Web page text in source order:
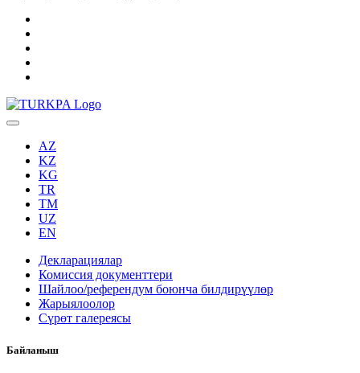
AZ
KZ
KG
TR
TM
UZ
EN
Декларациялар
Комиссия документтери
Шайлоо/референдум боюнча билдирүүлөр
Жарыялоолор
Сүрөт галереясы
Байланыш